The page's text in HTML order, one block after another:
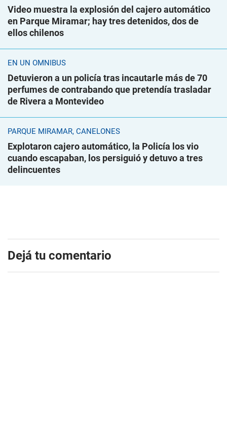
Video muestra la explosión del cajero automático
en Parque Miramar; hay tres detenidos, dos de
ellos chilenos
EN UN ÓMNIBUS
Detuvieron a un policía tras incautarle más de 70
perfumes de contrabando que pretendía trasladar
de Rivera a Montevideo
PARQUE MIRAMAR, CANELONES
Explotaron cajero automático, la Policía los vio
cuando escapaban, los persiguió y detuvo a tres
delincuentes
Dejá tu comentario